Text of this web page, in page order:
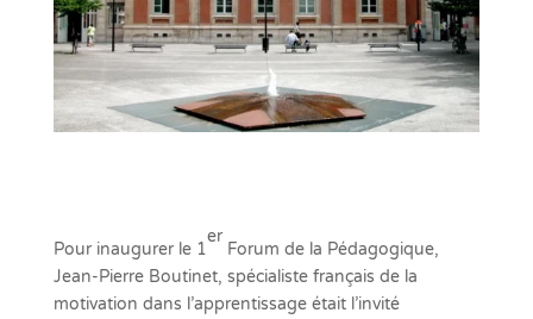
Pour inaugurer le 1
er
Forum de la Pédagogique,
Jean-Pierre Boutinet, spécialiste français de la
motivation dans l’apprentissage était l’invité